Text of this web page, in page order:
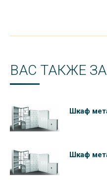
ВАС ТАКЖЕ
Шкаф
Шкаф